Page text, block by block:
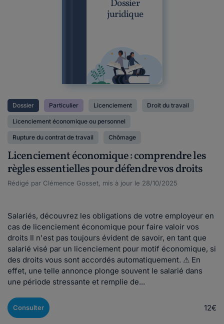
Dossier
juridique
Dossier Particulier Licenciement Droit du travail
Licenciement économique ou personnel
Rupture du contrat de travail Chômage
Licenciement économique : comprendre les
règles essentielles pour défendre vos droits
Rédigé par Clémence Gosset, mis à jour le 28/10/2025
Salariés, découvrez les obligations de votre employeur en
cas de licenciement économique pour faire valoir vos
droits Il n'est pas toujours évident de savoir, en tant que
salarié visé par un licenciement pour motif économique, si
des droits vous sont accordés automatiquement. ⚠ En
effet, une telle annonce plonge souvent le salarié dans
une période stressante et remplie de...
Consulter 12€